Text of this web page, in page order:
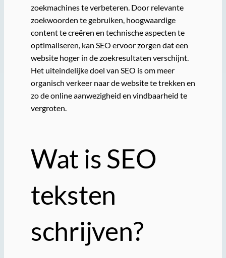
zoekmachines te verbeteren. Door relevante
zoekwoorden te gebruiken, hoogwaardige
content te creëren en technische aspecten te
optimaliseren, kan SEO ervoor zorgen dat een
website hoger in de zoekresultaten verschijnt.
Het uiteindelijke doel van SEO is om meer
organisch verkeer naar de website te trekken en
zo de online aanwezigheid en vindbaarheid te
vergroten.
Wat is SEO
teksten
schrijven?